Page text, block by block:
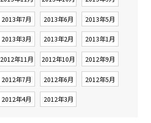
2013年7月 2013年6月 2013年5月
2013年3月 2013年2月 2013年1月
2012年11月 2012年10月 2012年9月
2012年7月 2012年6月 2012年5月
2012年4月 2012年3月